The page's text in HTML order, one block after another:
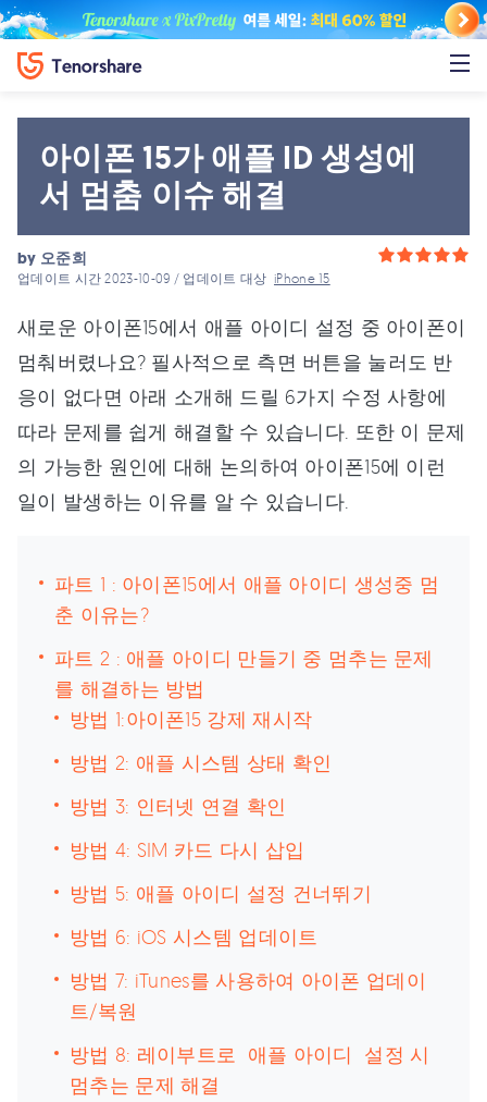
아이폰 15가 애플 ID 생성에
서 멈춤 이슈 해결
by 오준희
업데이트 시간 2023-10-09 / 업데이트 대상iPhone 15
새로운 아이폰15에서 애플 아이디 설정 중 아이폰이
멈춰버렸나요? 필사적으로 측면 버튼을 눌러도 반
응이 없다면 아래 소개해 드릴 6가지 수정 사항에
따라 문제를 쉽게 해결할 수 있습니다. 또한 이 문제
의 가능한 원인에 대해 논의하여 아이폰15에 이런
일이 발생하는 이유를 알 수 있습니다.
파트 1 : 아이폰15에서 애플 아이디 생성중 멈
춘 이유는?
파트 2 : 애플 아이디 만들기 중 멈추는 문제
를 해결하는 방법
방법 1:아이폰15 강제 재시작
방법 2: 애플 시스템 상태 확인
방법 3: 인터넷 연결 확인
방법 4: SIM 카드 다시 삽입
방법 5: 애플 아이디 설정 건너뛰기
방법 6: iOS 시스템 업데이트
방법 7: iTunes를 사용하여 아이폰 업데이
트/복원
방법 8: 레이부트로 애플 아이디 설정 시
멈추는 문제 해결